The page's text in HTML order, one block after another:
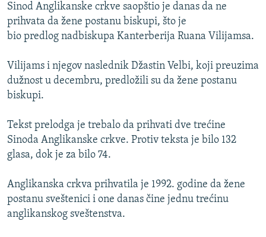
FOTOGALERIJE
INFOGRAFIKE
RAT U UKRAJINI
KINA NA BALKANU
ISPRIČAJ MI
DNEVNO@RSE
VIŠE OD NASLOVA
GENOCID U SREBRENICI
POPLAVE I KLIZIŠTA U BIH 2024.
TV LIBERTY
POST SCRIPTUM
PRATITE NAS
Sve RFE/RL stranice
Sinod Anglikanske crkve saopštio je danas da ne
prihvata da žene postanu biskupi, što je
bio predlog nadbiskupa Kanterberija Ruana Vilijamsa.
Vilijams i njegov naslednik Džastin Velbi, koji preuzima
dužnost u decembru, predložili su da žene postanu
biskupi.
Tekst prelodga je trebalo da prihvati dve trećine
Sinoda Anglikanske crkve. Protiv teksta je bilo 132
glasa, dok je za bilo 74.
Anglikanska crkva prihvatila je 1992. godine da žene
postanu sveštenici i one danas čine jednu trećinu
anglikanskog sveštenstva.